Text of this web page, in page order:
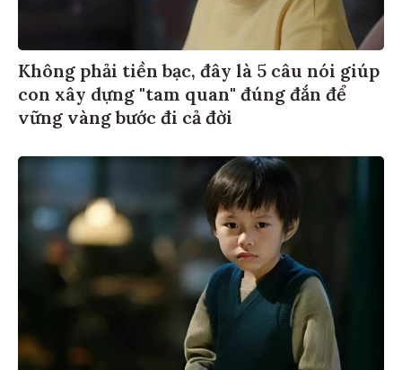
Không phải tiền bạc, đây là 5 câu nói giúp
con xây dựng "tam quan" đúng đắn để
vững vàng bước đi cả đời